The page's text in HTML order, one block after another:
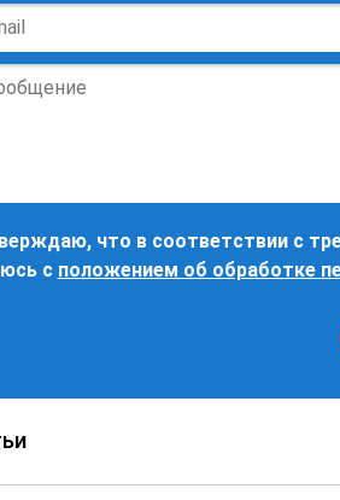
что в соответствии с
с положением об обработке